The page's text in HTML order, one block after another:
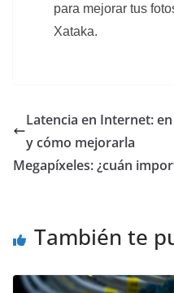
para mejorar tus
Xataka.
Latencia en Internet:
y cómo mejorarla
Megapíxeles: ¿cuán
También te